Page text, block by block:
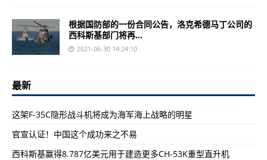
根据国防部的一份合同公告，洛克希德马丁公司的
西科斯基部门将再...
2021-06-30 14:24:10
最新
这架F-35C隐形战斗机将成为海军海上战略的明星
官宣认证！中国这个成功来之不易
西科斯基赢得8.787亿美元用于建造更多CH-53K重型直升机